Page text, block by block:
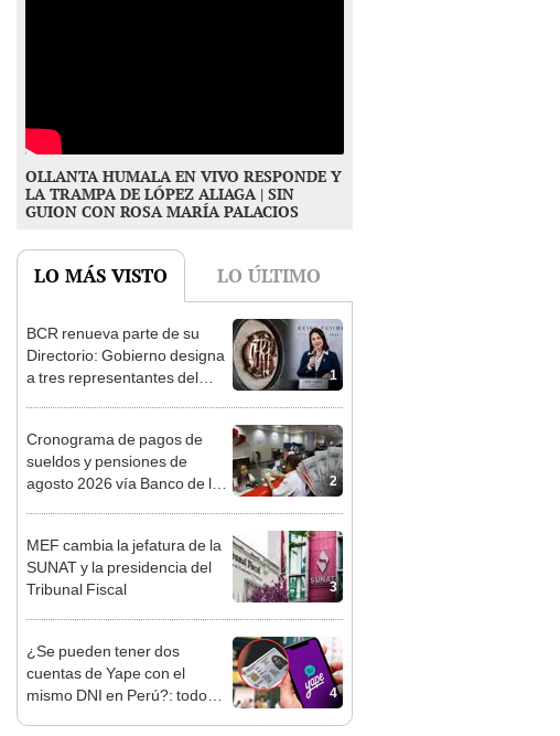
OLLANTA HUMALA EN VIVO RESPONDE Y
LA TRAMPA DE LÓPEZ ALIAGA | SIN
GUION CON ROSA MARÍA PALACIOS
LO MÁS VISTO LO ÚLTIMO
1
BCR renueva parte de su
Directorio: Gobierno designa
a tres representantes del
2
Cronograma de pagos de
sueldos y pensiones de
agosto 2026 vía Banco de la
3
MEF cambia la jefatura de la
SUNAT y la presidencia del
Tribunal Fiscal
4
¿Se pueden tener dos
cuentas de Yape con el
mismo DNI en Perú?: todo